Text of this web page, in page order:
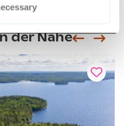
der Nähe Siirry